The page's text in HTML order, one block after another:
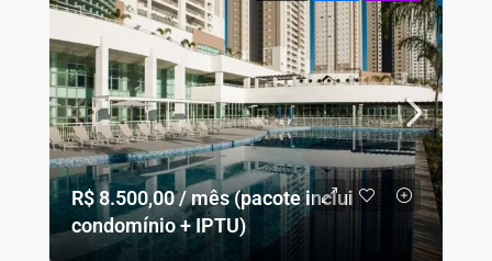
R$ 8.500,00 / mês (pacote inclui
condomínio + IPTU)